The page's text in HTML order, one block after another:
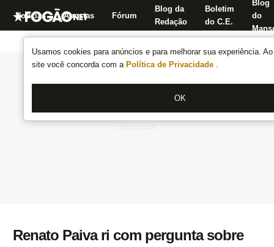
Usamos cookies para anúncios e para melhorar sua experiência.
site você concorda com a Política de Privacidade .
OK
Notícias Apostas Fórum
Blog da
Redação
Boletim
do C.E.
Blog
do
Renato Paiva ri com pergunta sobre